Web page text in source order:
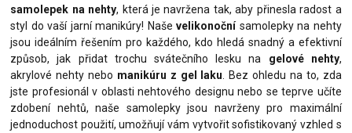
samolepek na nehty, která je navržena tak, aby přinesla radost a
styl do vaší jarní manikúry! Naševelikonočnísamolepky na nehty
jsou ideálním řešením pro každého, kdo hledá snadný a efektivní
způsob, jak přidat trochu svátečního lesku na gelové nehty,
akrylové nehty nebo manikúru z gel laku . Bez ohledu na to, zda
jste profesionál v oblasti nehtového designu nebo se teprve učíte
zdobení nehtů, naše samolepky jsou navrženy pro maximální
jednoduchost použití, umožňují vám vytvořit sofistikovaný vzhled s